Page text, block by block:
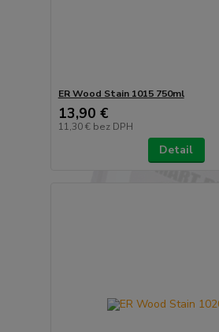
ER Wood Stain 1015 750ml
13,90 €
11,30 € bez DPH
Detail